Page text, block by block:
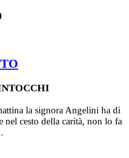
la signora Angelini ha di
nel cesto della carità, non lo fa